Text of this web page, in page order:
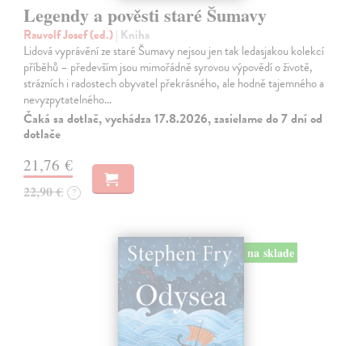
Legendy a pověsti staré Šumavy
Rauvolf Josef (ed.)| Kniha
Lidová vyprávění ze staré Šumavy nejsou jen tak ledasjakou kolekcí
příběhů – především jsou mimořádně syrovou výpovědí o životě,
strázních i radostech obyvatel překrásného, ale hodně tajemného a
nevyzpytatelného…
Čaká sa dotlač, vychádza 17.8.2026, zasielame do 7 dní od
dotlače
21,76 €
22,90 € ?
na sklade